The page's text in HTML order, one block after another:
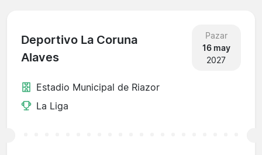
Deportivo La Coruna
Alaves
Pazar
16 may
2027
Estadio Municipal de Riazor
La Liga